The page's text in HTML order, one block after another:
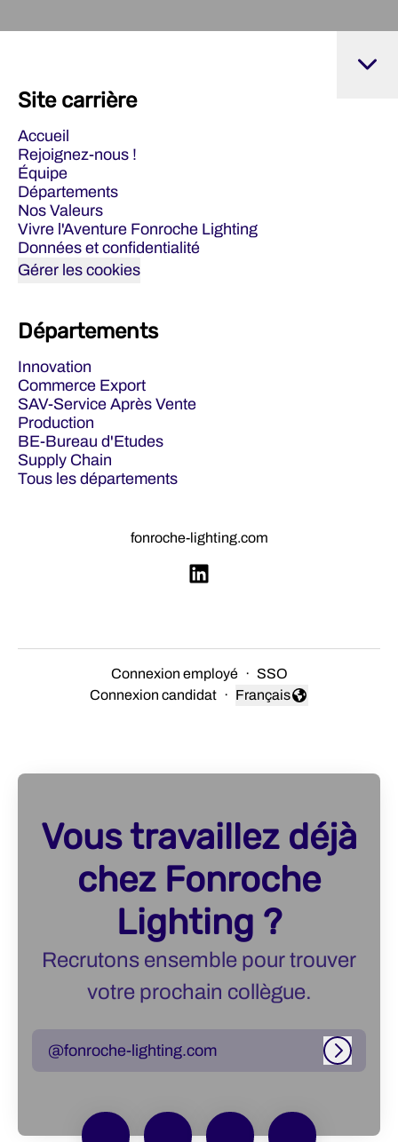
Site carrière
Accueil
Rejoignez-nous !
Équipe
Départements
Nos Valeurs
Vivre l'Aventure Fonroche Lighting
Données et confidentialité
Gérer les cookies
Départements
Innovation
Commerce Export
SAV-Service Après Vente
Production
BE-Bureau d'Etudes
Supply Chain
Tous les départements
fonroche-lighting.com
Connexion employé · SSO
Connexion candidat ·
Changer la langue
Français
Vous travaillez déjà
chez Fonroche
Lighting ?
Recrutons ensemble pour trouver
votre prochain collègue.
@fonroche-lighting.com